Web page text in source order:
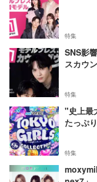
特集
SNS影
スカウ
特集
"史上最
たっぷ
特集